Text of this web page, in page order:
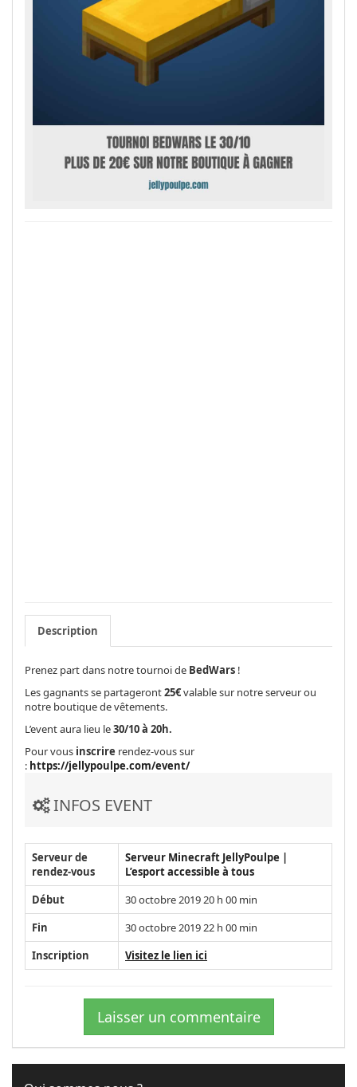
Description
Prenez part dans notre tournoi de BedWars !
Les gagnants se partageront25€valable sur notre serveur ou
notre boutique de vêtements.
L’event aura lieu le30/10 à 20h.
Pour vous inscrire rendez-vous sur
: https://jellypoulpe.com/event/
INFOS EVENT
Serveur de
rendez-vous
Serveur Minecraft JellyPoulpe |
L’esport accessible à tous
Début
30 octobre 2019 20 h 00 min
Fin
30 octobre 2019 22 h 00 min
Inscription
Visitez le lien ici
Laisser un commentaire